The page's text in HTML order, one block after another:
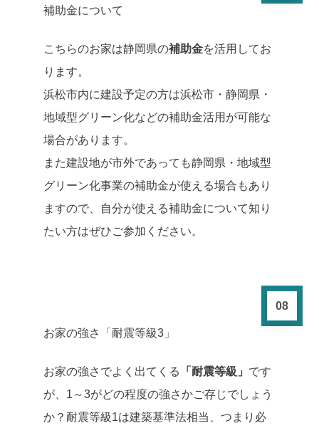
補助金について
こちらのお家は静岡県の補助金を活用してお
ります。
浜松市内に建設予定の方は浜松市・静岡県・
地域型グリーン化などの補助金活用が可能な
場合があります。
また建設地が市外であっても静岡県・地域型
グリーン化事業の補助金が使える場合もあり
ますので、自分が使える補助金について知り
たい方はぜひご参加ください。
08
お家の強さ「耐震等級3」
お家の強さでよく出てくる 「耐震等級」 です
が、1～3がどの程度の強さかご存じでしょう
か？耐震等級1は建築基準法相当、つまり必